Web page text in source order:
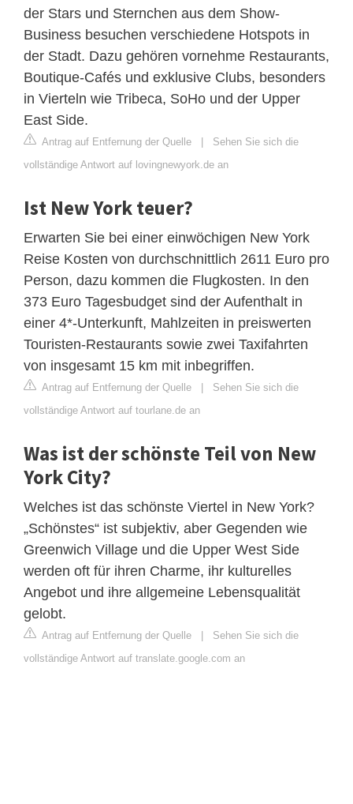
der Stars und Sternchen aus dem Show-
Business besuchen verschiedene Hotspots in
der Stadt. Dazu gehören vornehme Restaurants,
Boutique-Cafés und exklusive Clubs, besonders
in Vierteln wie Tribeca, SoHo und der Upper
East Side.
Antrag auf Entfernung der Quelle | Sehen Sie sich die
vollständige Antwort auf lovingnewyork.de an
Ist New York teuer?
Erwarten Sie bei einer einwöchigen New York
Reise Kosten von durchschnittlich 2611 Euro pro
Person, dazu kommen die Flugkosten. In den
373 Euro Tagesbudget sind der Aufenthalt in
einer 4*-Unterkunft, Mahlzeiten in preiswerten
Touristen-Restaurants sowie zwei Taxifahrten
von insgesamt 15 km mit inbegriffen.
Antrag auf Entfernung der Quelle | Sehen Sie sich die
vollständige Antwort auf tourlane.de an
Was ist der schönste Teil von New
York City?
Welches ist das schönste Viertel in New York?
„Schönstes“ ist subjektiv, aber Gegenden wie
Greenwich Village und die Upper West Side
werden oft für ihren Charme, ihr kulturelles
Angebot und ihre allgemeine Lebensqualität
gelobt.
Antrag auf Entfernung der Quelle | Sehen Sie sich die
vollständige Antwort auf translate.google.com an